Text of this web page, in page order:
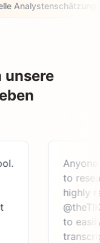
Analystenschätzungen
unsere
to
highly
to